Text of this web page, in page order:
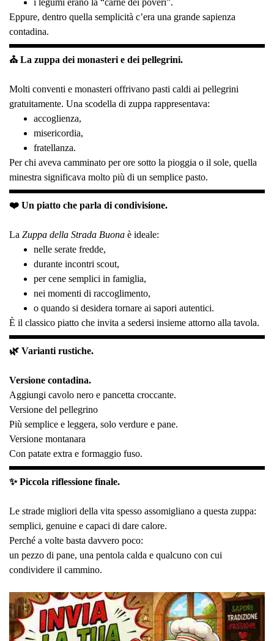
Eppure, dentro quella semplicità c’era una grande sapienza
contadina.
⛪ La zuppa dei monasteri e dei pellegrini.
Molti conventi e monasteri offrivano pasti caldi ai pellegrini
gratuitamente. Una scodella di zuppa rappresentava:
accoglienza,
misericordia,
fratellanza.
Per chi aveva camminato per ore sotto la pioggia o il sole, quella
minestra significava molto più di un semplice pasto.
❤️ Un piatto che parla di condivisione.
La Zuppa della Strada Buona è ideale:
nelle serate fredde,
durante incontri scout,
per cene semplici in famiglia,
nei momenti di raccoglimento,
o quando si desidera tornare ai sapori autentici.
È il classico piatto che invita a sedersi insieme attorno alla tavola.
🌿 Varianti rustiche.
Versione contadina.
Aggiungi cavolo nero e pancetta croccante.
Versione del pellegrino
Più semplice e leggera, solo verdure e pane.
Versione montanara
Con patate extra e formaggio fuso.
✨ Piccola riflessione finale.
Le strade migliori della vita spesso assomigliano a questa zuppa:
semplici, genuine e capaci di dare calore.
Perché a volte basta davvero poco:
un pezzo di pane, una pentola calda e qualcuno con cui
condividere il cammino.